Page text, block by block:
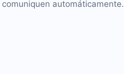
automáticamente.